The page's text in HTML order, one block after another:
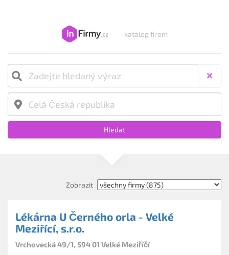
— katalog firem
Hledat
Zobrazit
Lékárna U Černého orla - Velké
Meziřící, s.r.o.
Vrchovecká 49/1, 594 01 Velké Meziříčí